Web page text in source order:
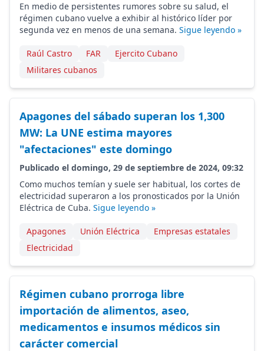
En medio de persistentes rumores sobre su salud, el
régimen cubano vuelve a exhibir al histórico líder por
segunda vez en menos de una semana. Sigue leyendo »
Raúl Castro FAR
Ejercito Cubano
Militares cubanos
Apagones del sábado superan los 1,300
MW: La UNE estima mayores
"afectaciones" este domingo
Publicado el domingo, 29 de septiembre de 2024, 09:32
Como muchos temían y suele ser habitual, los cortes de
electricidad superaron a los pronosticados por la Unión
Eléctrica de Cuba. Sigue leyendo »
Apagones Unión Eléctrica
Empresas estatales
Electricidad
Régimen cubano prorroga libre
importación de alimentos, aseo,
medicamentos e insumos médicos sin
carácter comercial